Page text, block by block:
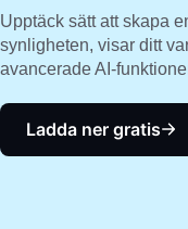
Upptäck sätt att skapa
synligheten, visar ditt
avancerade AI-
Ladda ner gratis